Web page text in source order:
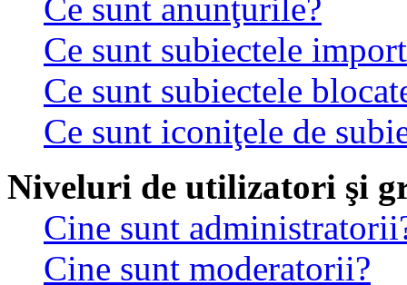
Ce sunt anunţurile?
Ce sunt subiectele
Ce sunt subiectele
Ce sunt iconiţele de
Niveluri de utilizatori şi
Cine sunt
Cine sunt moderatorii?